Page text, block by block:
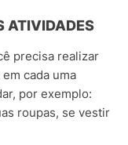
ATIVIDADES
precisa realizar
cada uma
por exemplo:
roupas, se vestir